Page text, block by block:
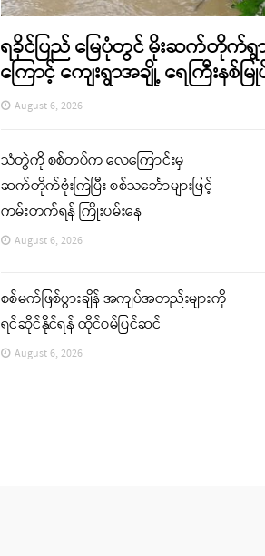
ရခိုင်ပြည် မြေပုံတွင် မိုးဆက်တိုက်ရွ
ကြောင့် ကျေးရွာအချို့ ရေကြီးနစ်မြု
August 6, 2026
သံတွဲကို စစ်တပ်က လေကြောင်းမှ
ဆက်တိုက်ဗုံးကြဲပြီး စစ်သင်္ဘောများဖြင့်
ကမ်းတက်ရန် ကြိုးပမ်းနေ
August 6, 2026
စစ်မက်ဖြစ်ပွားချိန် အကျပ်အတည်းများကို
ရင်ဆိုင်နိုင်ရန် ထိုင်ဝမ်ပြင်ဆင်
August 6, 2026